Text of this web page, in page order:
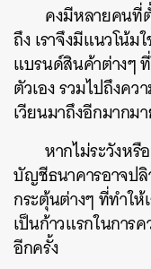
คงมีหลายคนที่
ถึง เราจึงมีแนวโน้
แบรนด์สินค้าต่างๆ ที่
ตัวเอง รวมไปถึงคว
เวียนมาถึงอีกมากม
หากไม่ระวังห
บัญชีธนาคารอาจปลิ
กระตุ้นต่างๆ ที่ทำใ
เป็นก้าวแรกในการ
อีกครั้ง